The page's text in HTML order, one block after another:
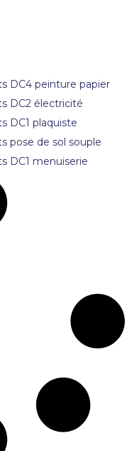
DC4 peinture papier
DC2 électricité
DC1 plaquiste
pose de sol souple
DC1 menuiserie